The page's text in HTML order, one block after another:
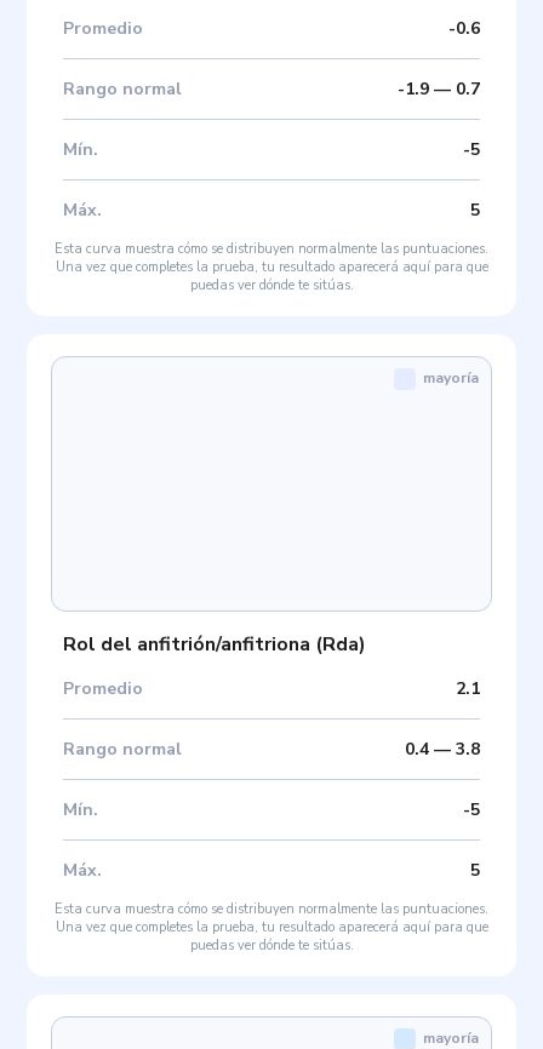
Promedio -0.6
Rango normal -1.9— 0.7
Mín. -5
Máx. 5
Esta curva muestra cómo se distribuyen normalmente las puntuaciones.
Una vez que completes la prueba, tu resultado aparecerá aquí para que
puedas ver dónde te sitúas.
Rol del anfitrión/anfitriona (Rda)
Promedio 2.1
Rango normal 0.4— 3.8
Mín. -5
Máx. 5
mayoría
Esta curva muestra cómo se distribuyen normalmente las puntuaciones.
Una vez que completes la prueba, tu resultado aparecerá aquí para que
puedas ver dónde te sitúas.
mayoría